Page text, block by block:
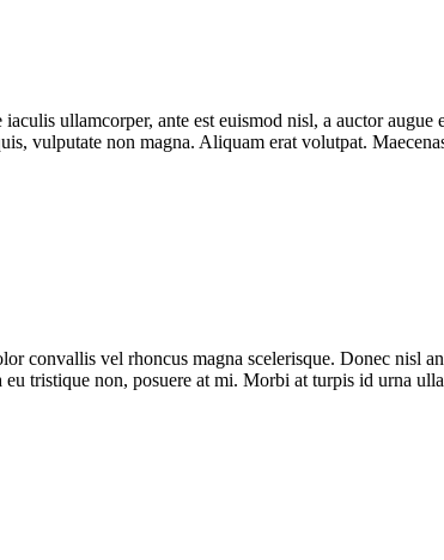
ullamcorper, ante est euismod nisl, a auctor
vulputate non magna. Aliquam erat volutpat.
convallis vel rhoncus magna scelerisque. Donec nisl
tristique non, posuere at mi. Morbi at turpis id urna